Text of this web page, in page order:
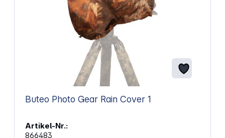
Buteo Photo Gear Rain Cover 1
Artikel-Nr.:
866483